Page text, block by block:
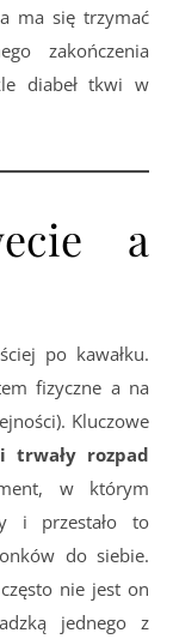
ma się trzymać
zakończenia
diabeł tkwi w
a
po kawałku.
fizyczne a na
Kluczowe
trwały rozpad
w którym
i przestało to
do siebie.
nie jest on
jednego z